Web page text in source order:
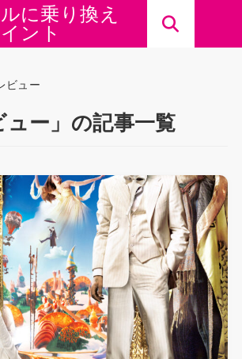
に乗り換え
ント
ビュー
ュー」の記事一覧